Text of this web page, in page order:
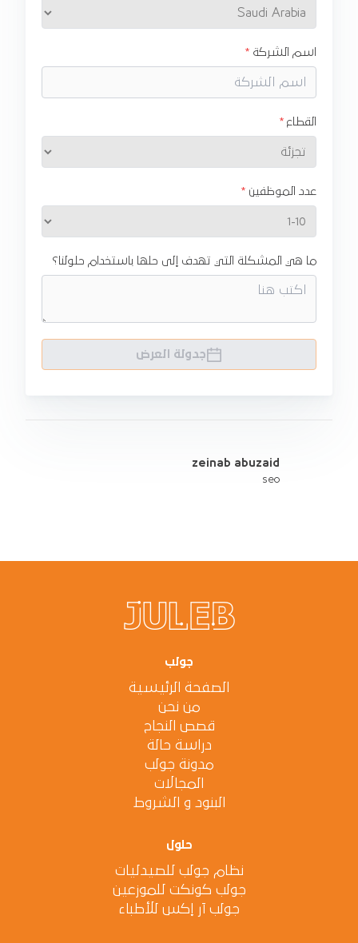
اسم الشركة
القطاع
عدد الموظفين
ما هي المشكلة التي تهدف إلى حلها باستخدام حلولنا؟
جدولة العرض
zeinab abuzaid
seo
جولب
الصفحة الرئيسية
من نحن
قصص النجاح
دراسة حالة
مدونة جولب
المجالات
البنود و الشروط
حلول
نظام جولب للصيدليات
جولب كونكت للموزعين
جولب آر إكس للأطباء